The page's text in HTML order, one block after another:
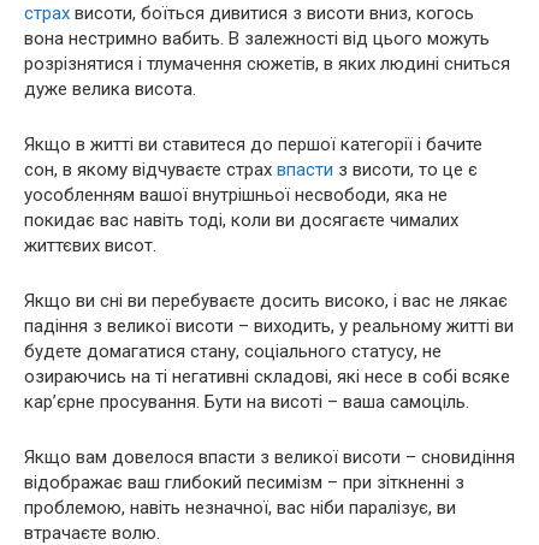
страх висоти, боїться дивитися з висоти вниз, когось
вона нестримно вабить. В залежності від цього можуть
розрізнятися і тлумачення сюжетів, в яких людині сниться
дуже велика висота.
Якщо в житті ви ставитеся до першої категорії і бачите
сон, в якому відчуваєте страх впасти з висоти, то це є
уособленням вашої внутрішньої несвободи, яка не
покидає вас навіть тоді, коли ви досягаєте чималих
життєвих висот.
Якщо ви сні ви перебуваєте досить високо, і вас не лякає
падіння з великої висоти – виходить, у реальному житті ви
будете домагатися стану, соціального статусу, не
озираючись на ті негативні складові, які несе в собі всяке
кар’єрне просування. Бути на висоті – ваша самоціль.
Якщо вам довелося впасти з великої висоти – сновидіння
відображає ваш глибокий песимізм – при зіткненні з
проблемою, навіть незначної, вас ніби паралізує, ви
втрачаєте волю.